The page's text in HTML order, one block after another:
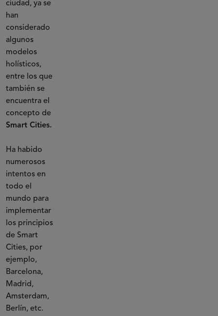
ciudad, ya se
han
considerado
algunos
modelos
holísticos,
entre los que
también se
encuentra el
concepto de
Smart Cities.
Ha habido
numerosos
intentos en
todo el
mundo para
implementar
los principios
de Smart
Cities, por
ejemplo,
Barcelona,
Madrid,
Amsterdam,
Berlín, etc.